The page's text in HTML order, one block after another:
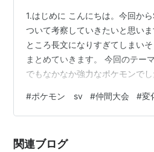
1.はじめに こんにちは。今回か
ついて考察していきたいと思い
ところ長文になりすぎてしまい
まとめていきます。 今回のテー
でもなかなか強力なポケモンで
う。 【雑な変化技1on1のルール
化技のみ(悪あがき、指を振る等
由はまた今度) テラスタルは禁止(
#ポケモン sv #仲間大会 #変
関連ブログ